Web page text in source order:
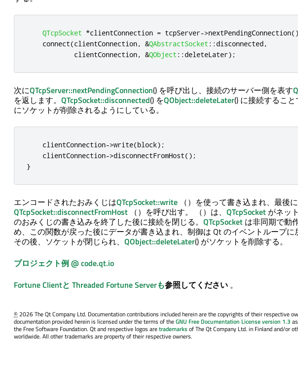
QTcpSocket *clientConnection = tcpServer->nextPendingConnection
    connect
(clientConnection, &QAbstractSocket :: disconnected,
            clientConnection
, &QObject :: deleteLater);
次にQTcpServer::nextPendingConnection() を呼び出し、接続のサーバー側を表す
を返します。 QTcpSocket::disconnected() をQObject::deleteLater() に接続するこ
にソケットが削除されるようにしている。
    clientConnection
->write(block);
    clientConnection
->disconnectFromHost();
}
エンコードされたおみくじはQTcpSocket::write （）を使って書き込まれ、最後に
QTcpSocket::disconnectFromHost （）を呼び出す。 （）は、 QTcpSocketがネッ
のおみくじの書き込みを終了した後に接続を閉じる。 QTcpSocket は非同期で動
め、この関数が戻った後にデータが書き込まれ、制御は Qt のイベントループに
その後、ソケットが閉じられ、 QObject::deleteLater() がソケットを削除する。
プロジェクト例 @ code.qt.io
Fortune Clientと Threaded Fortune Serverも参照してください 。
©2026 The Qt Company Ltd. Documentation contributions included herein are the copyrights of their respective
documentation provided herein is licensed under the terms of theGNU Free Documentation License version 1.3
the Free Software Foundation. Qt and respective logos aretrademarksof The Qt Company Ltd. in Finland and/or
worldwide. All other trademarks are property of their respective owners.